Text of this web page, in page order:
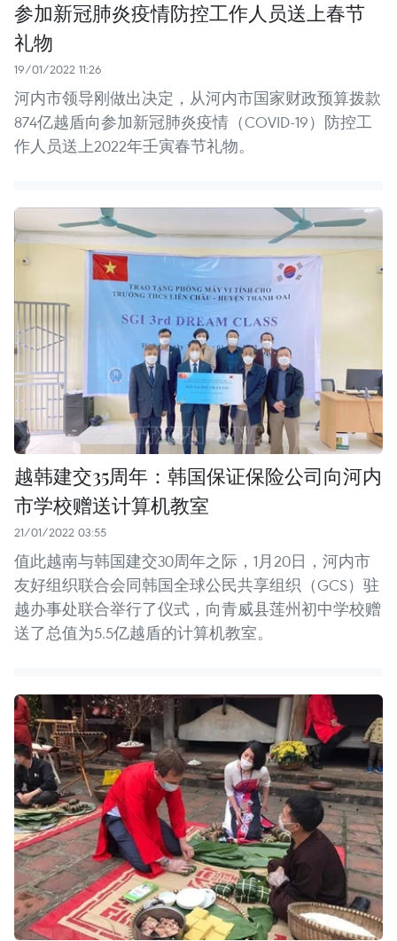
参加新冠肺炎疫情防控工作人员送上春节
礼物
19/01/2022 11:26
河内市领导刚做出决定，从河内市国家财政预算拨款
874亿越盾向参加新冠肺炎疫情（COVID-19）防控工
作人员送上2022年壬寅春节礼物。
越韩建交35周年：韩国保证保险公司向河内
市学校赠送计算机教室
21/01/2022 03:55
值此越南与韩国建交30周年之际，1月20日，河内市
友好组织联合会同韩国全球公民共享组织（GCS）驻
越办事处联合举行了仪式，向青威县莲州初中学校赠
送了总值为5.5亿越盾的计算机教室。